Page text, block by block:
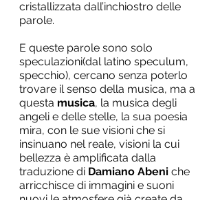
cristallizzata dall’inchiostro delle
parole.
E queste parole sono solo
speculazioni(dal latino speculum,
specchio), cercano senza poterlo
trovare il senso della musica, ma a
questa musica, la musica degli
angeli e delle stelle, la sua poesia
mira, con le sue visioni che si
insinuano nel reale, visioni la cui
bellezza è amplificata dalla
traduzione di Damiano Abeni che
arricchisce di immagini e suoni